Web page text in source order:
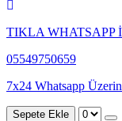
TIKLA WHATSAPP
05549750659
7x24 Whatsapp
Sepete Ekle